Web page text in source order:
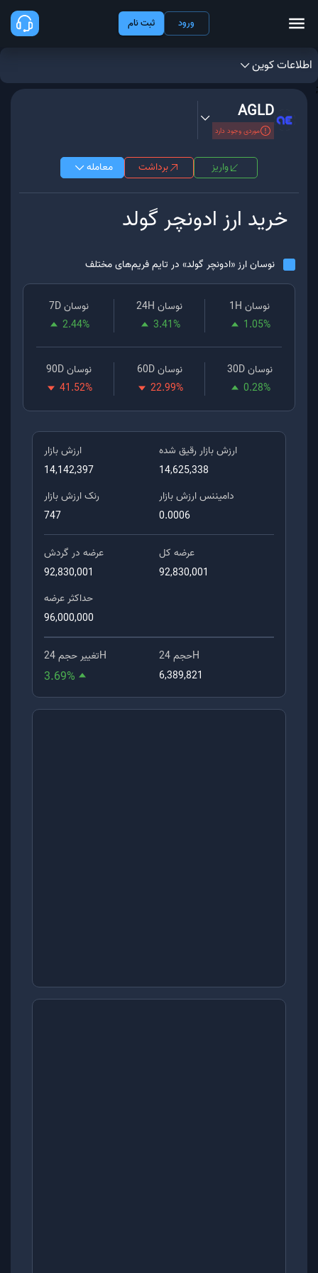
ورود ثبت نام
اطلاعات کوین
;
AGLD
موردی وجود دارد
واریز برداشت معامله
خرید ارز ادونچر گولد
نوسان ارز «ادونچر گولد» در تایم فریم‌های مختلف
نوسان 1H
1.05%
نوسان 24H
3.41%
نوسان 7D
2.44%
نوسان 30D
0.28%
نوسان 60D
22.99%
نوسان 90D
41.52%
ارزش بازار
14,142,397
ارزش بازار رقیق شده
14,625,338
رنک ارزش بازار
747
دامیننس ارزش بازار
0.0006
عرضه در گردش
92,830,001
عرضه کل
92,830,001
حداکثر عرضه
96,000,000
تغییر حجم 24H
3.69%
حجم 24H
6,389,821